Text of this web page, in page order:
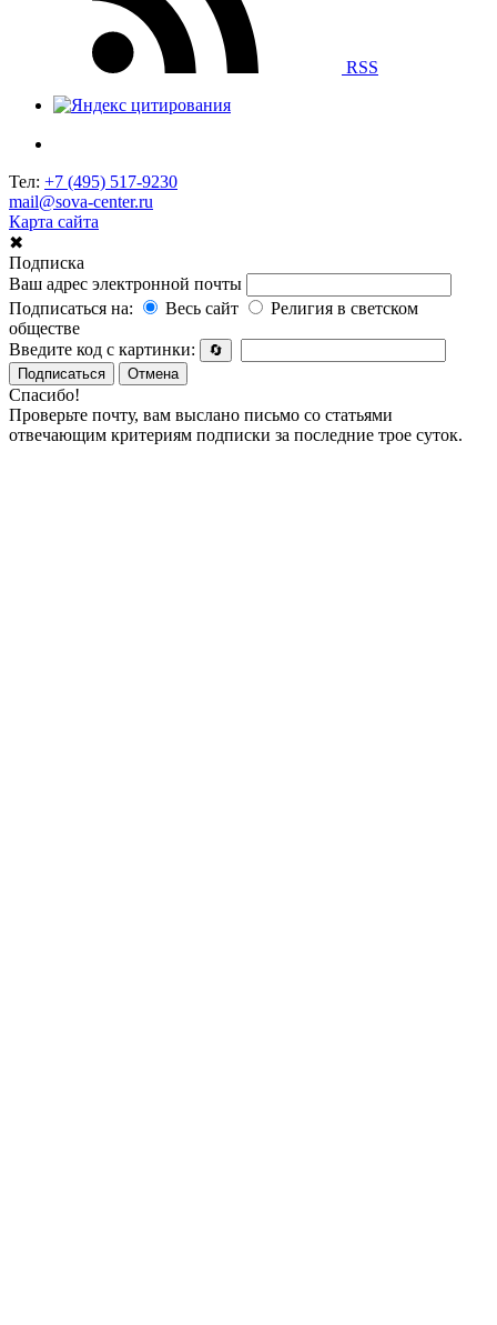
RSS
Тел: +7 (495) 517-9230
mail@sova-center.ru
Карта сайта
✖
Подписка
Ваш адрес электронной почты
Подписаться на:
Весь сайт
Религия в светском
обществе
Введите код с картинки:
🔄
Подписаться
Отмена
Спасибо!
Проверьте почту, вам выслано письмо со статьями
отвечающим критериям подписки за последние трое суток.